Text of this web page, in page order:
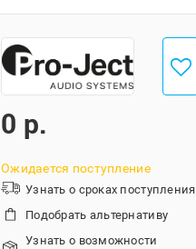
Добавить в избранное
0 p.
Ожидается поступление
Узнать о сроках поступления
Подобрать альтернативу
Узнать о возможности